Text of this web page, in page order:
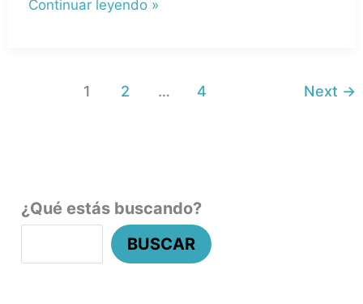
Continuar leyendo »
1 2 … 4 Next →
¿Qué estás buscando?
BUSCAR